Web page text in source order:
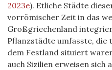
2023e). Etliche Städte
vorrömischer Zeit in das
Großgriechenland
Pflanzstädte umfasste, die
dem Festland situiert
auch Sizilien erweisen sich